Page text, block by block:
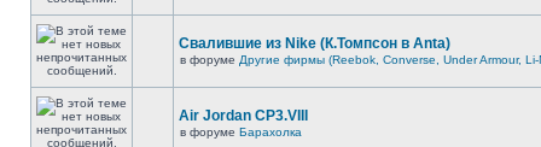
Свалившие из Nike (К.Томпсон в Anta)
в форуме Другие фирмы (Reebok, Converse, Under Armour, Li-
Air Jordan CP3.VIII
в форуме Барахолка